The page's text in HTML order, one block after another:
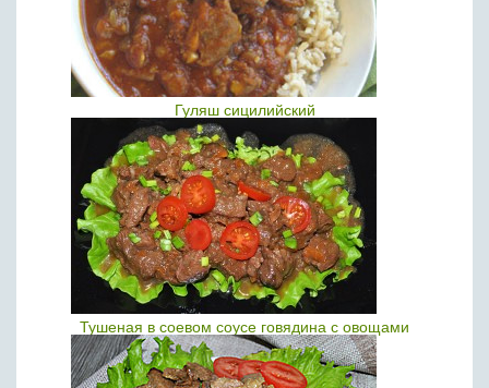
Гуляш сицилийский
Тушеная в соевом соусе говядина с овощами